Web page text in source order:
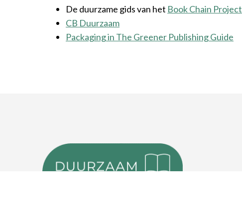
De duurzame gids van het Book Chain Project
CB Duurzaam
Packaging in The Greener Publishing Guide